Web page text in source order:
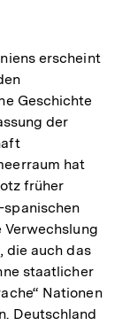
erscheint
Geschichte
der
hat
früher
die auch das
staatlicher
Nationen
Deutschland